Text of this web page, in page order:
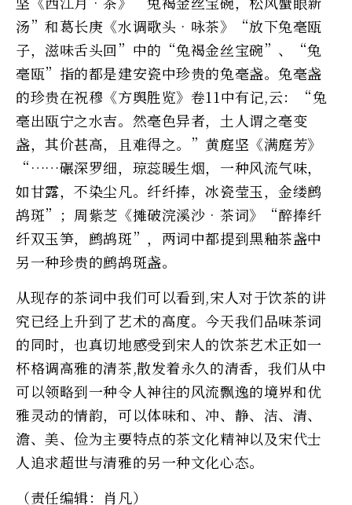
汤”和葛长庚《水调歌头•咏茶》“放下兔毫瓯
子，滋味舌头回”中的“兔褐金丝宝碗”、“兔
毫瓯”指的都是建安瓷中珍贵的兔毫盏。兔毫盏
的珍贵在祝穆《方舆胜览》卷11中有记,云：“兔
毫出瓯宁之水吉。然毫色异者，土人谓之毫变
盏，其价甚高，且难得之。”黄庭坚《满庭芳》
“……碾深罗细，琼蕊暖生烟，一种风流气味，
如甘露，不染尘凡。纤纤捧，冰瓷莹玉，金缕鹧
鸪斑”；周紫芝《摊破浣溪沙•茶词》“醉捧纤
纤双玉笋，鹧鸪斑”，两词中都提到黑釉茶盏中
另一种珍贵的鹧鸪斑盏。
从现存的茶词中我们可以看到,宋人对于饮茶的讲
究已经上升到了艺术的高度。今天我们品味茶词
的同时，也真切地感受到宋人的饮茶艺术正如一
杯格调高雅的清茶,散发着永久的清香，我们从中
可以领略到一种令人神往的风流飘逸的境界和优
雅灵动的情韵，可以体味和、冲、静、洁、清、
澹、美、俭为主要特点的茶文化精神以及宋代士
人追求超世与清雅的另一种文化心态。
（责任编辑：肖凡）